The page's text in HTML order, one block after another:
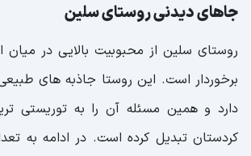
جاهای دیدنی روستای سلین
روستای سلین از محبوبیت بالایی در میان
برخوردار است. این روستا جاذبه های
دارد و همین مسئله آن را به توریستی
کردستان تبدیل کرده است. در ادامه به